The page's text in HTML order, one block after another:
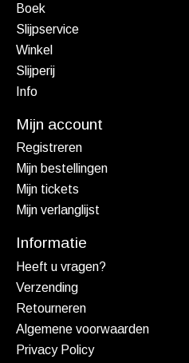
Boek
Slijpservice
Winkel
Slijperij
Info
Mijn account
Registreren
Mijn bestellingen
Mijn tickets
Mijn verlanglijst
Informatie
Heeft u vragen?
Verzending
Retourneren
Algemene voorwaarden
Privacy Policy